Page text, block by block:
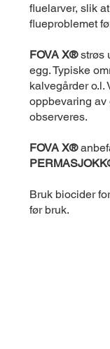
fluelarver, slik
flueproblemet
FOVA X®strøs
egg. Typiske
kalvegårder o.l.
oppbevaring
observeres.
FOVA X®
Bruk biocider
før bruk.